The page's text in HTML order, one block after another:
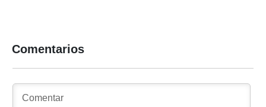
Comentarios